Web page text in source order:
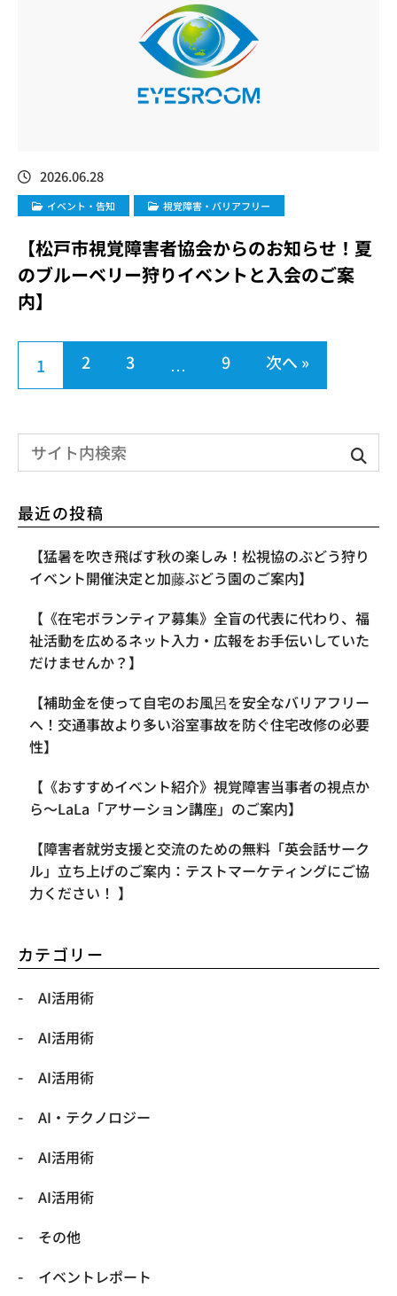
2026.06.28
イベント・告知 視覚障害・バリアフリー
【松戸市視覚障害者協会からのお知らせ！夏
のブルーベリー狩りイベントと入会のご案
内】
1 2 3 … 9 次へ »
最近の投稿
【​猛暑を吹き飛ばす秋の楽しみ！松視協のぶどう狩り
イベント開催決定と加藤ぶどう園のご案内】
【《在宅ボランティア募集》全盲の代表に代わり、福
祉活動を広めるネット入力・広報をお手伝いしていた
だけませんか？】
【補助金を使って自宅のお風呂を安全なバリアフリー
へ！交通事故より多い浴室事故を防ぐ住宅改修の必要
性】
【《おすすめイベント紹介》視覚障害当事者の視点か
ら〜LaLa「アサーション講座」のご案内】
【​障害者就労支援と交流のための無料「英会話サーク
ル」立ち上げのご案内：テストマーケティングにご協
力ください！ 】
カテゴリー
AI活用術
AI活用術
AI活用術
​AI・テクノロジー
​AI活用術
​AI活用術
​その他
​イベントレポート